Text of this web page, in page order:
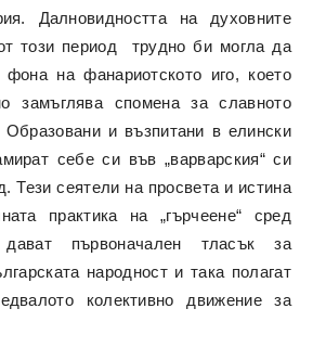
Далновидността на духовните
този период трудно би могла да
на фанариотското иго, което
замъглява спомена за славното
и възпитани в елински
себе си във „варварския“ си
Тези сеятели на просвета и истина
практика на „гърчеене“ сред
първоначален тласък за
народност и така полагат
колективно движение за